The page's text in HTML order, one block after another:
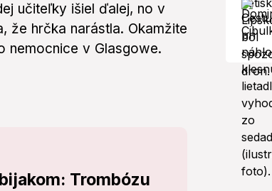
učiteľky išiel ďalej, no v
že hrčka narástla. Okamžite
nemocnice v Glasgowe.
Trombózu